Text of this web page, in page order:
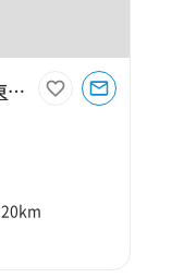
【埼玉県久喜市】久喜市久喜東5丁目260坪倉庫